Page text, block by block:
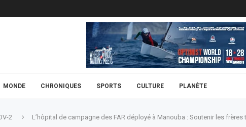
MONDE CHRONIQUES SPORTS CULTURE PLANÈTE
2 L’hôpital de campagne des FAR déployé à Manouba : Soutenir les frères